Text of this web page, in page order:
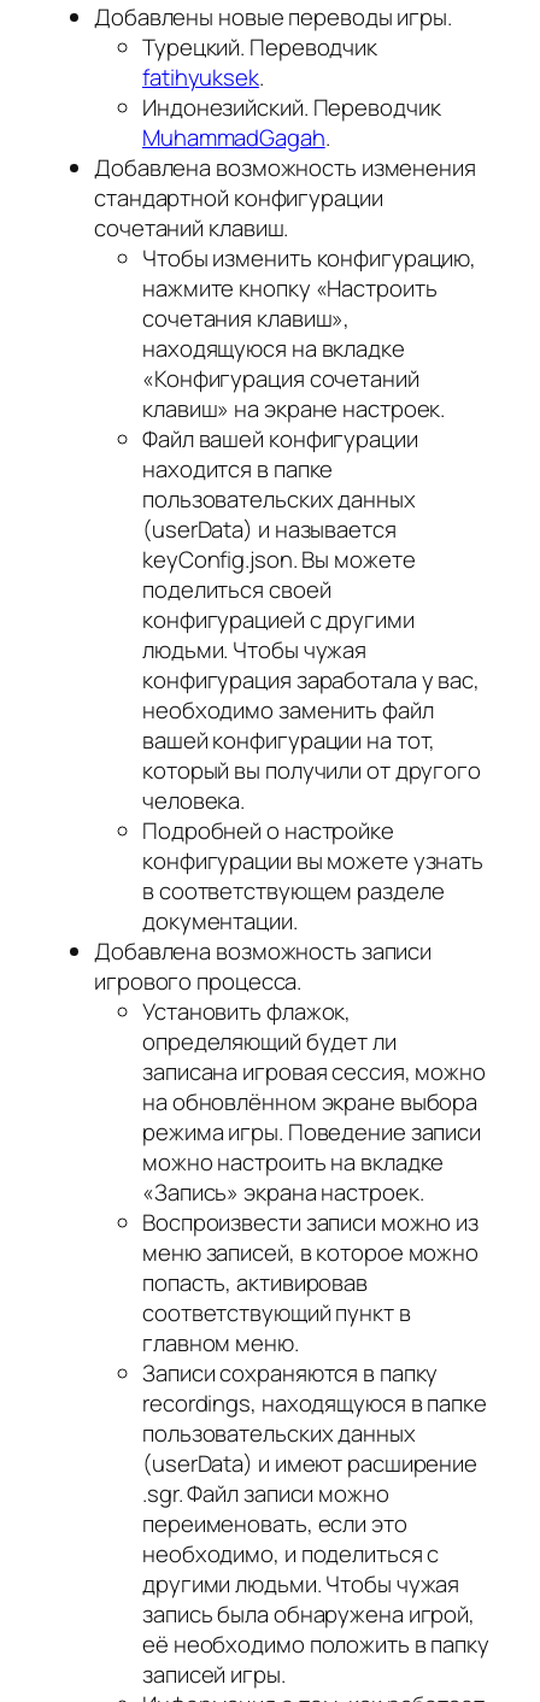
Добавлены новые переводы игры.
Турецкий. Переводчик
fatihyuksek.
Индонезийский. Переводчик
MuhammadGagah.
Добавлена возможность изменения
стандартной конфигурации
сочетаний клавиш.
Чтобы изменить конфигурацию,
нажмите кнопку «Настроить
сочетания клавиш»,
находящуюся на вкладке
«Конфигурация сочетаний
клавиш» на экране настроек.
Файл вашей конфигурации
находится в папке
пользовательских данных
(userData) и называется
keyConfig.json. Вы можете
поделиться своей
конфигурацией с другими
людьми. Чтобы чужая
конфигурация заработала у вас,
необходимо заменить файл
вашей конфигурации на тот,
который вы получили от другого
человека.
Подробней о настройке
конфигурации вы можете узнать
в соответствующем разделе
документации.
Добавлена возможность записи
игрового процесса.
Установить флажок,
определяющий будет ли
записана игровая сессия, можно
на обновлённом экране выбора
режима игры. Поведение записи
можно настроить на вкладке
«Запись» экрана настроек.
Воспроизвести записи можно из
меню записей, в которое можно
попасть, активировав
соответствующий пункт в
главном меню.
Записи сохраняются в папку
recordings, находящуюся в папке
пользовательских данных
(userData) и имеют расширение
.sgr. Файл записи можно
переименовать, если это
необходимо, и поделиться с
другими людьми. Чтобы чужая
запись была обнаружена игрой,
её необходимо положить в папку
записей игры.